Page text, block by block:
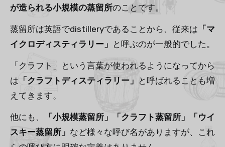
が造られる小規模の蒸留所のことです。
蒸留所は英語でdistilleryであることから、従来は 「マ
イクロディスティラリー」 と呼ぶのが一般的でした。
「クラフト」という言葉が使われるようになってから
は 「クラフトディスティラリー」 と呼ばれることも増
えてきます。
他にも、
「小規模蒸留所」「クラフト蒸留所」「ウイ
スキー蒸留所」 など様々な呼び名がありますが、これ